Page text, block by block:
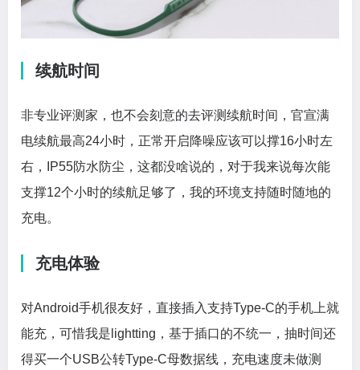
续航时间
非专业评测家，也不会刻意的去评测续航时间，官宣满
电续航最高24小时，正常开启降噪应该可以撑16小时左
右，IP55防水防尘，这都没啥说的，对于我来说每次能
支撑12个小时的续航足够了，我的环境支持随时随地的
充电。
充电体验
对Android手机很友好，直接插入支持Type-C的手机上就
能充，可惜我是lightting，基于插口的不统一，抽时间还
得买一个USB公转Type-C母数据线，充电速度未做测